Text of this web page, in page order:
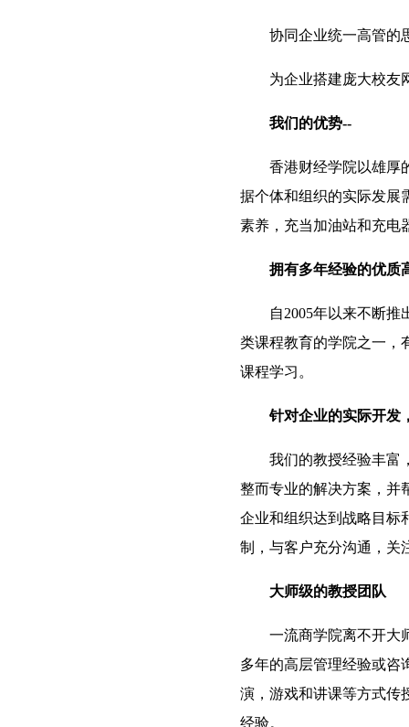
协同企业统一高管的
为企业搭建庞大校友
我们的优势--
香港财经学院以雄厚
据个体和组织的实际发展
素养，充当加油站和充电
拥有多年经验的优质
自2005年以来不断
类课程教育的学院之一，
课程学习。
针对企业的实际开发
我们的教授经验丰富
整而专业的解决方案，并
企业和组织达到战略目标
制，与客户充分沟通，关
大师级的教授团队
一流商学院离不开大
多年的高层管理经验或咨
演，游戏和讲课等方式传
经验。